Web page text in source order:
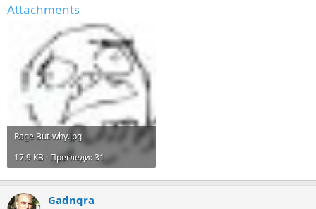
Attachments
Rage But-why.jpg
17.9 KB · Прегледи: 31
Gadnqra